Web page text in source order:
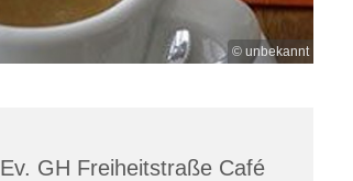
© unbekannt
Ev. GH Freiheitstraße Café